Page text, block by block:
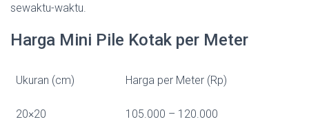
sewaktu-waktu.
Harga Mini Pile Kotak per Meter
Ukuran (cm) Harga per Meter (Rp)
20×20 105.000 – 120.000